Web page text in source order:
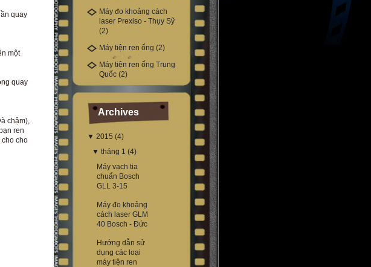
Máy đo khoảng cách
laser Prexiso - Thụy Sỹ
(2)
Máy tiện ren ống (2)
Máy tiện ren ống Trung
Quốc (2)
Archives
▼ 2015 (4)
▼ tháng 1 (4)
Máy vạch tia
chuẩn Bosch
GLL 3-15
Máy đo khoảng
cách laser GLM
40 Bosch - Đức
Hướng dẫn sử
dụng các loại
máy tiện ren
quay
một
quay
chậm),
ren
cho cho